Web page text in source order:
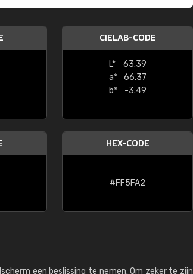
CIELAB-CODE
L*
63.39
a*
66.37
b*
-3.49
HEX-CODE
#FF5FA2
een beslissing te nemen. Om zeker te zijn
"Super snelle service en zeer betaalbaar!"